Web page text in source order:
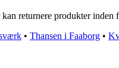
returnere produkter
• Thansen i Faaborg •